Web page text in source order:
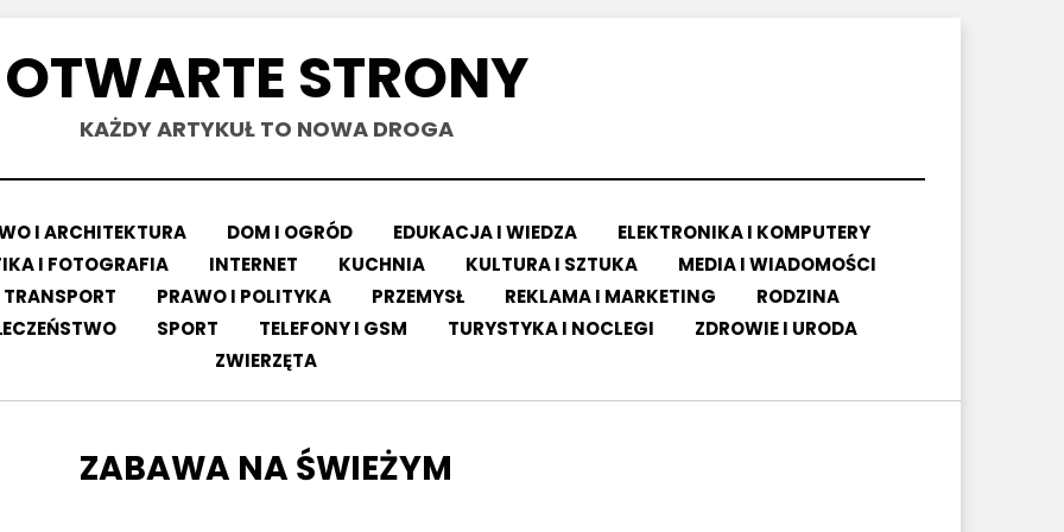
OTWARTE STRONY
KAŻDY ARTYKUŁ TO NOWA DROGA
I ARCHITEKTURA DOM I OGRÓD EDUKACJA I WIEDZA
ELEKTRONIKA I KOMPUTERY
I FOTOGRAFIA INTERNET KUCHNIA KULTURA I SZTUKA
MEDIA I WIADOMOŚCI
PRAWO I POLITYKA PRZEMYSŁ REKLAMA I MARKETING
RODZINA
SPORT TELEFONY I GSM TURYSTYKA I NOCLEGI
ZDROWIE I URODA
ZWIERZĘTA
TAG
:
ZABAWA NA ŚWIEŻYM